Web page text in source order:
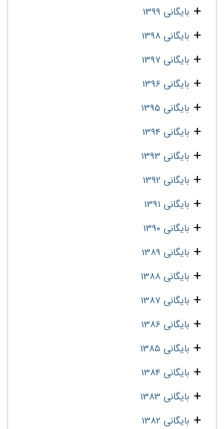
بایگانی 1399
بایگانی 1398
بایگانی 1397
بایگانی 1396
بایگانی 1395
بایگانی 1394
بایگانی 1393
بایگانی 1392
بایگانی 1391
بایگانی 1390
بایگانی 1389
بایگانی 1388
بایگانی 1387
بایگانی 1386
بایگانی 1385
بایگانی 1384
بایگانی 1383
بایگانی 1382